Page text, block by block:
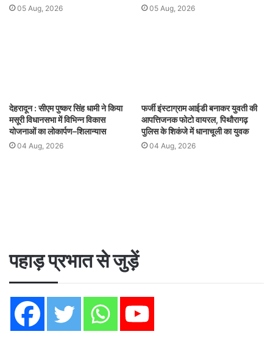
05 Aug, 2026 05 Aug, 2026
देहरादून : सीएम पुष्कर सिंह धामी ने किया
मसूरी विधानसभा में विभिन्न विकास
योजनाओं का लोकार्पण–शिलान्यास
04 Aug, 2026
फर्जी इंस्टाग्राम आईडी बनाकर युवती की
आपत्तिजनक फोटो वायरल, पिथौरागढ़
पुलिस के शिकंजे में धानाचूली का युवक
04 Aug, 2026
पहाड़ प्रभात से जुड़ें